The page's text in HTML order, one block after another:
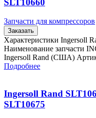
SLT10660
Запчасти для компрессоров
Заказать
Характеристики Ingersoll
Наименование запчасти
Ingersoll Rand (США)
Подробнее
Ingersoll Rand
SLT10675